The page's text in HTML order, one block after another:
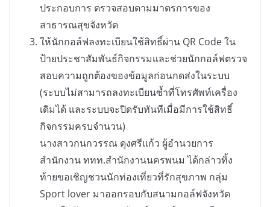
ประกอบการ ตรวจสอบตามมาตรการของ
สาธารณสุขจังหวัด
ให้นักกอล์ฟลงทะเบียนใช้สิทธิ์ผ่าน QR Code ใน
ป้ายประชาสัมพันธ์กิจกรรมและช่วยนักกอล์ฟตรวจ
สอบความถูกต้องของข้อมูลก่อนกดส่งในระบบ
(ระบบไม่สามารถลงทะเบียนซ้ำที่โทรศัพท์เครื่อง
เดิมได้ และระบบจะปิดรับทันทีเมื่อมีการใช้สิทธิ์
กิจกรรมครบจำนวน)
นางสาวกนกวรรณ ดุงศรีแก้ว ผู้อำนวยการ
สำนักงาน ททท.สำนักงานนครพนม ได้กล่าวทิ้ง
ท้ายขอเชิญชวนนักท่องเที่ยวที่รักสุขภาพ กลุ่ม
Sport lover มาออกรอบกับสนามกอล์ฟจังหวัด